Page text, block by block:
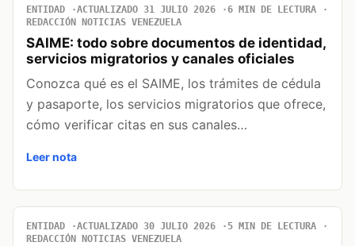
ENTIDAD ACTUALIZADO 31 JULIO 2026
6 MIN DE LECTURA
REDACCIÓN NOTICIAS VENEZUELA
SAIME: todo sobre documentos de identidad,
servicios migratorios y canales oficiales
Conozca qué es el SAIME, los trámites de cédula
y pasaporte, los servicios migratorios que ofrece,
cómo verificar citas en sus canales…
Leer nota
ENTIDAD ACTUALIZADO 30 JULIO 2026
5 MIN DE LECTURA
REDACCIÓN NOTICIAS VENEZUELA